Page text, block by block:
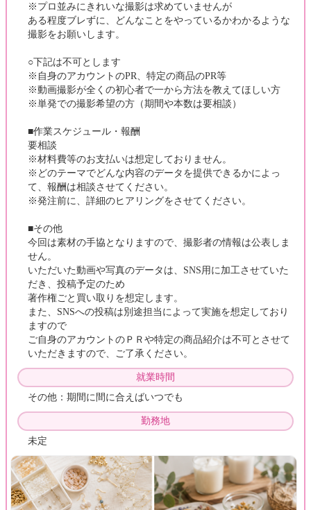
※プロ並みにきれいな撮影は求めていませんが
ある程度ブレずに、どんなことをやっているかわかるような
撮影をお願いします。
○下記は不可とします
※自身のアカウントのPR、特定の商品のPR等
※動画撮影が全くの初心者で一から方法を教えてほしい方
※単発での撮影希望の方（期間や本数は要相談）
■作業スケジュール・報酬
要相談
※材料費等のお支払いは想定しておりません。
※どのテーマでどんな内容のデータを提供できるかによっ
て、報酬は相談させてください。
※発注前に、詳細のヒアリングをさせてください。
■その他
今回は素材の手協となりますので、撮影者の情報は公表しま
せん。
いただいた動画や写真のデータは、SNS用に加工させていた
だき、投稿予定のため
著作権ごと買い取りを想定します。
また、SNSへの投稿は別途担当によって実施を想定しており
ますので
ご自身のアカウントのＰＲや特定の商品紹介は不可とさせて
いただきますので、ご了承ください。
就業時間
その他：期間に間に合えばいつでも
勤務地
未定